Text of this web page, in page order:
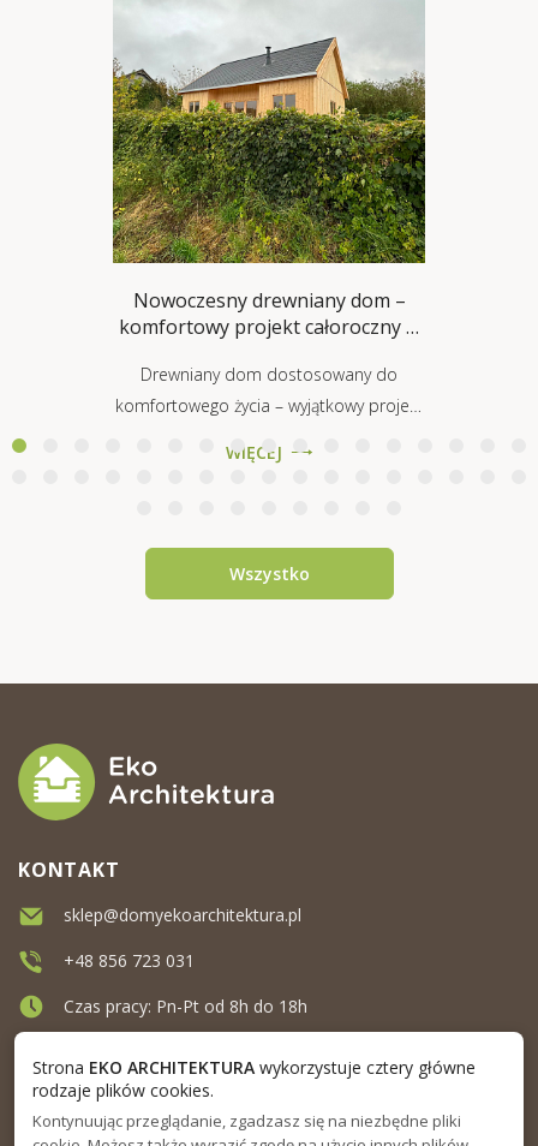
Nowoczesny drewniany dom –
komfortowy projekt całoroczny w
Drewniany dom dostosowany do
komfortowego życia – wyjątkowy projekt
Ten przytulny i nowoczesny drewniany
WIĘCEJ
Wszystko
MENU
KONTAKT
sklep@domyekoarchitektura.pl
+48 856 723 031
Czas pracy: Pn-Pt od 8h do 18h
Strona EKO ARCHITEKTURAwykorzystuje cztery główne
rodzaje plików cookies.
Kontynuując przeglądanie, zgadzasz się na niezbędne pliki